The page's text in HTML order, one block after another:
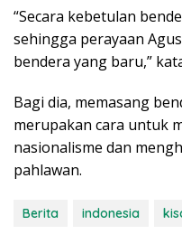
“Secara kebetulan
sehingga perayaan
bendera yang baru,”
Bagi dia, memasang
merupakan cara untuk
nasionalisme dan
pahlawan.
Berita indonesia